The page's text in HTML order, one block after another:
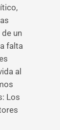
un
falta
al
Los